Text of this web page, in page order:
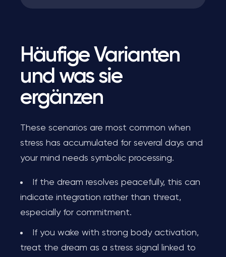
Häufige Varianten
und was sie
ergänzen
These scenarios are most common when
stress has accumulated for several days and
your mind needs symbolic processing.
If the dream resolves peacefully, this can
indicate integration rather than threat,
especially for commitment.
If you wake with strong body activation,
treat the dream as a stress signal linked to